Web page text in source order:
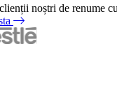
noștri de renume